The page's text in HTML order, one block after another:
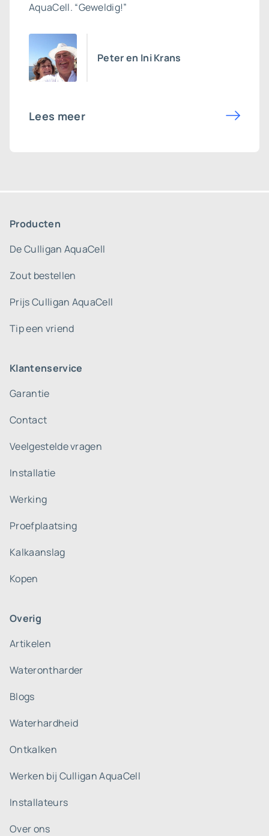
AquaCell. “Geweldig!”
Peter en Ini Krans
Lees meer
Producten
De Culligan AquaCell
Zout bestellen
Prijs Culligan AquaCell
Tip een vriend
Klantenservice
Garantie
Contact
Veelgestelde vragen
Installatie
Werking
Proefplaatsing
Kalkaanslag
Kopen
Overig
Artikelen
Waterontharder
Blogs
Waterhardheid
Ontkalken
Werken bij Culligan AquaCell
Installateurs
Over ons